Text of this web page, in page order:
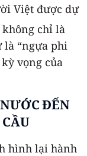
Việt được dự
chỉ là
“ngựa phi
vọng của
ĐẾN
hình lại hành